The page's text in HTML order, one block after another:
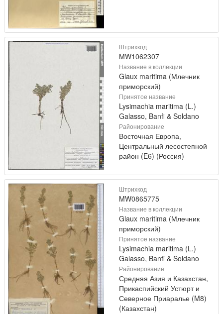
Штрихкод
MW1062307
Название в коллекции
Glaux maritima (Млечник
приморский)
Принятое название
Lysimachia maritima (L.)
Galasso, Banfi & Soldano
Районирование
Восточная Европа,
Центральный лесостепной
район (E6) (Россия)
Штрихкод
MW0865775
Название в коллекции
Glaux maritima (Млечник
приморский)
Принятое название
Lysimachia maritima (L.)
Galasso, Banfi & Soldano
Районирование
Средняя Азия и Казахстан,
Прикаспийский Устюрт и
Северное Приаралье (M8)
(Казахстан)